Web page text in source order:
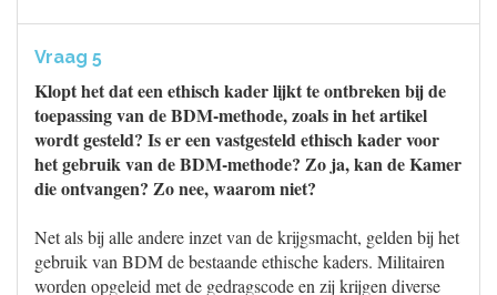
Vraag 5
Klopt het dat een ethisch kader lijkt te ontbreken bij de
toepassing van de BDM-methode, zoals in het artikel
wordt gesteld? Is er een vastgesteld ethisch kader voor
het gebruik van de BDM-methode? Zo ja, kan de Kamer
die ontvangen? Zo nee, waarom niet?
Net als bij alle andere inzet van de krijgsmacht, gelden bij het
gebruik van BDM de bestaande ethische kaders. Militairen
worden opgeleid met de gedragscode en zij krijgen diverse